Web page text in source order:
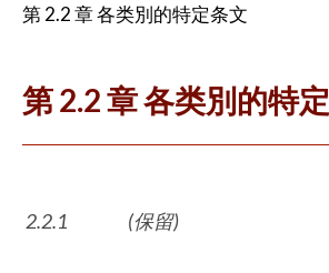
第 2.2 章 各类別的特定条文
第 2.2 章 各类別的特
2.2.1 (保留)